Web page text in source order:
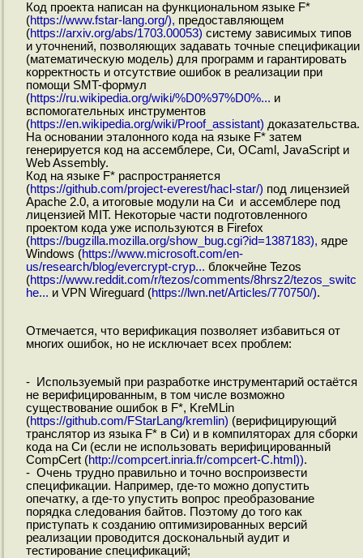
Код проекта написан на функциональном языке F*
(https://www.fstar-lang.org/), предоставляющем
(https://arxiv.org/abs/1703.00053) систему зависимых типов
и уточнений, позволяющих задавать точные спецификации
(математическую модель) для программ и гарантировать
корректность и отсутствие ошибок в реализации при
помощи SMT-формул
(https://ru.wikipedia.org/wiki/%D0%97%D0%... и
вспомогательных инструментов
(https://en.wikipedia.org/wiki/Proof_assistant) доказательства.
На основании эталонного кода на языке F* затем
генерируется код на ассемблере, Си, OCaml, JavaScript и
Web Assembly.
Код на языке F* распространяется
(https://github.com/project-everest/hacl-star/) под лицензией
Apache 2.0, а итоговые модули на Си и ассемблере под
лицензией MIT. Некоторые части подготовленного
проектом кода уже используются в Firefox
(https://bugzilla.mozilla.org/show_bug.cgi?id=1387183), ядре
Windows (https://www.microsoft.com/en-
us/research/blog/evercrypt-cryp... блокчейне Tezos
(https://www.reddit.com/r/tezos/comments/8hrsz2/tezos_switc
he... и VPN Wireguard (https://lwn.net/Articles/770750/).
Отмечается, что верификация позволяет избавиться от
многих ошибок, но не исключает всех проблем:
- Используемый при разработке инструментарий остаётся
не верифицированным, в том числе возможно
существование ошибок в F*, KreMLin
(https://github.com/FStarLang/kremlin) (верифицирующий
транслятор из языка F* в Си) и в компиляторах для сборки
кода на Си (если не использовать верифицированный
CompCert (http://compcert.inria.fr/compcert-C.html)).
- Очень трудно правильно и точно воспроизвести
спецификации. Например, где-то можно допустить
опечатку, а где-то упустить вопрос преобразование
порядка следования байтов. Поэтому до того как
приступать к созданию оптимизированных версий
реализации проводится доскональный аудит и
тестирование спецификаций;